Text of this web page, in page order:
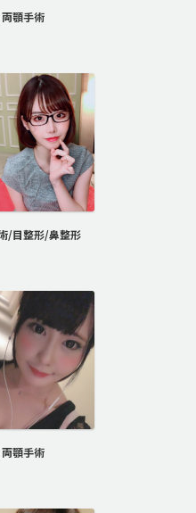
顎手術
/目整形/鼻整形
顎手術